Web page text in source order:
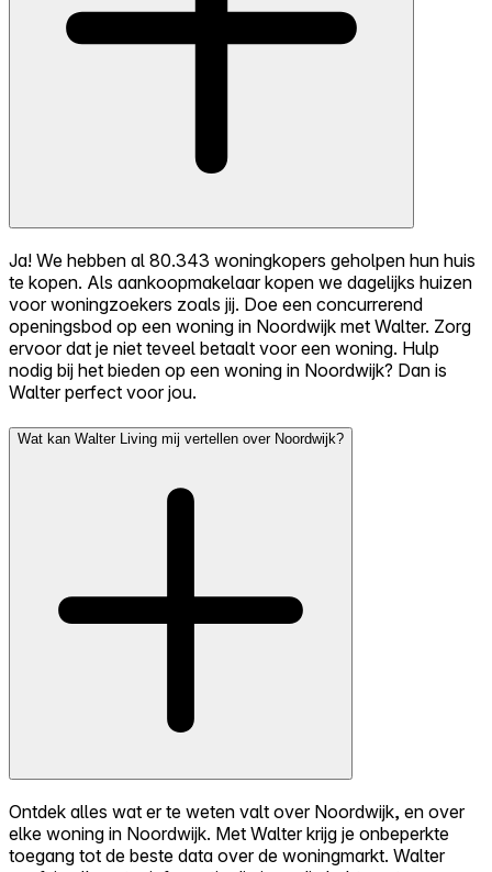
Ja! We hebben al 80.343 woningkopers geholpen hun huis
te kopen. Als aankoopmakelaar kopen we dagelijks huizen
voor woningzoekers zoals jij. Doe een concurrerend
openingsbod op een woning in Noordwijk met Walter. Zorg
ervoor dat je niet teveel betaalt voor een woning. Hulp
nodig bij het bieden op een woning in Noordwijk? Dan is
Walter perfect voor jou.
Wat kan Walter Living mij vertellen over Noordwijk?
Ontdek alles wat er te weten valt over Noordwijk, en over
elke woning in Noordwijk. Met Walter krijg je onbeperkte
toegang tot de beste data over de woningmarkt. Walter